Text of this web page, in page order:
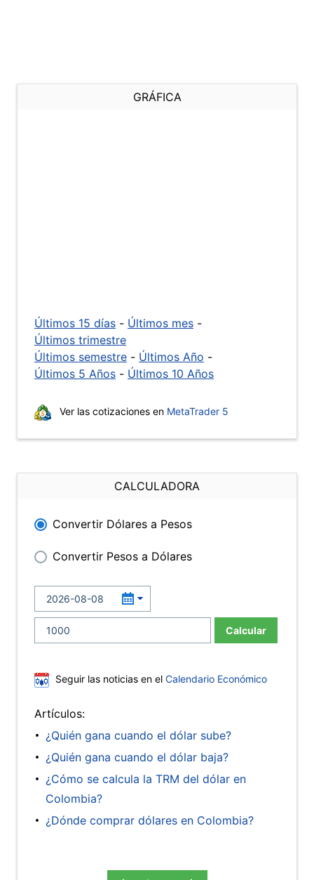
GRÁFICA
Últimos 15 días - Últimos mes -
Últimos trimestre
Últimos semestre - Últimos Año -
Últimos 5 Años - Últimos 10 Años
Ver las cotizaciones en MetaTrader 5
CALCULADORA
Convertir Dólares a Pesos
Convertir Pesos a Dólares
Calcular
Seguir las noticias en el Calendario Económico
Artículos:
¿Quién gana cuando el dólar sube?
¿Quién gana cuando el dólar baja?
¿Cómo se calcula la TRM del dólar en
Colombia?
¿Dónde comprar dólares en Colombia?